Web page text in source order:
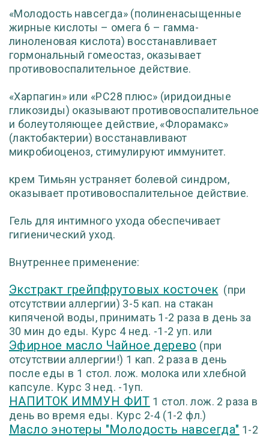
«Молодость навсегда» (полиненасыщенные
жирные кислоты – омега 6 – гамма-
линоленовая кислота) восстанавливает
гормональный гомеостаз, оказывает
противовоспалительное действие.
«Харпагин» или «РС28 плюс» (иридоидные
гликозиды) оказывают противовоспалительное
и болеутоляющее действие, «Флорамакс»
(лактобактерии) восстанавливают
микробиоценоз, стимулируют иммунитет.
крем Тимьян устраняет болевой синдром,
оказывает противовоспалительное действие.
Гель для интимного ухода обеспечивает
гигиенический уход.
Внутреннее применение:
Экстракт грейпфрутовых косточек (при
отсутствии аллергии) 3-5 кап. на стакан
кипяченой воды, принимать 1-2 раза в день за
30 мин до еды. Курс 4 нед. -1-2 уп. или
Эфирное масло Чайное дерево (при
отсутствии аллергии!) 1 кап. 2 раза в день
после еды в 1 стол. лож. молока или хлебной
капсуле. Курс 3 нед. -1уп.
НАПИТОК ИММУН ФИТ 1 стол. лож. 2 раза в
день во время еды. Курс 2-4 (1-2 фл.)
Масло энотеры "Молодость навсегда" 1-2